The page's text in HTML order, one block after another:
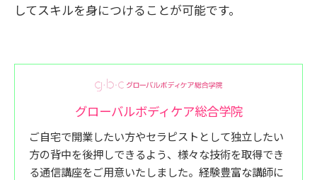
してスキルを身につけることが可能です。
グローバルボディケア総合学院
ご自宅で開業したい方やセラピストとして独立したい
方の背中を後押しできるよう、様々な技術を取得でき
る通信講座をご用意いたしました。経験豊富な講師に